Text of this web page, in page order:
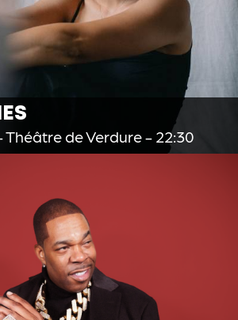
Théâtre de Verdure - 22:30